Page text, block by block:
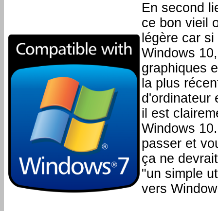
En second
ce bon vieil
légère car
Windows
graphiques
la plus
d'ordinateur
il est
Windows
passer et
ça ne
"un simple
vers